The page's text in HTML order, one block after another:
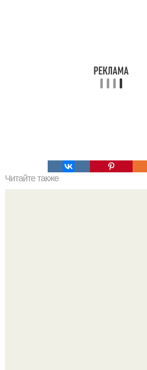
Читайте также